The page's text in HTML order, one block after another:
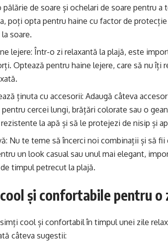
de soare și ochelari de soare pentru a
poți opta pentru haine cu factor de
soare.
lejere: Într-o zi relaxantă la plajă, este
Optează pentru haine lejere, care să nu îți
ținuta cu accesorii: Adaugă câteva
cercei lungi, brățări colorate sau o
la apă și să le protejezi de nisip și
Nu te teme să încerci noi combinații și să
un look casual sau unul mai elegant,
timpul petrecut la plajă.
și confortabile pentru o
cool și confortabil în timpul unei zile
câteva sugestii: